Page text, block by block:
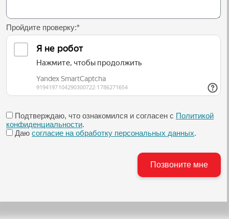
Пройдите проверку:*
Подтверждаю, что ознакомился и согласен с Политикой
конфиденциальности.
Даю согласие на обработку персональных данных.